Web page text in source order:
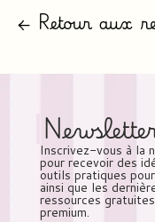
← Retour aux
Inscrivez-vous à la
pour recevoir des
outils pratiques
ainsi que les
ressources
premium.